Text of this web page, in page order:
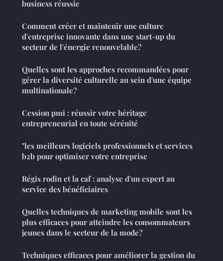
business réussie
Comment créer et maintenir une culture
d'entreprise innovante dans une start-up du
secteur de l'énergie renouvelable?
Quelles sont les approches recommandées pour
gérer la diversité culturelle au sein d'une équipe
multinationale?
Cession pmi : réussir votre héritage
entrepreneurial en toute sérénité
"les meilleurs logiciels professionnels et services
b2b pour optimiser votre entreprise
Régis rodin et la caf : analyse d'un expert au
service des bénéficiaires
Quelles techniques de marketing mobile sont les
plus efficaces pour atteindre les consommateurs
jeunes dans le secteur de la mode?
Techniques efficaces pour améliorer la gestion du